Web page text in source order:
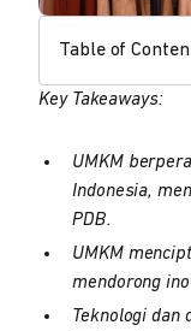
Table of
Key Takeaways:
UMKM
Indonesia,
PDB.
UMKM
mendorong
Teknologi dan